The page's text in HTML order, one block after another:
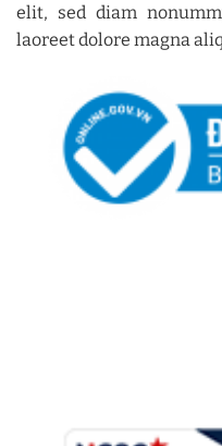
elit, sed diam
laoreet dolore magna